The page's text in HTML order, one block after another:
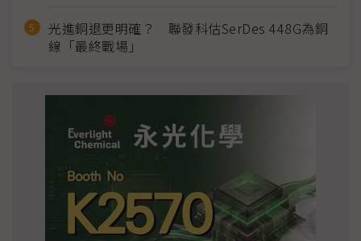
光進銅退更明確？ 聯發科估SerDes 448G為銅
線「最終戰場」